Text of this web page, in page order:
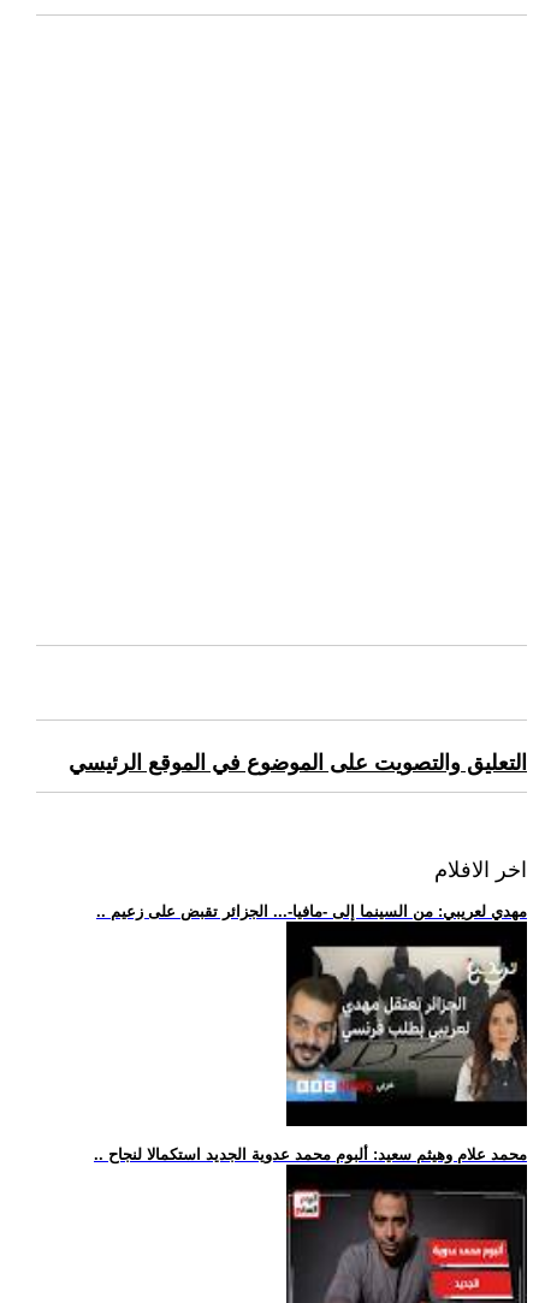
التعليق والتصويت على الموضوع في الموقع الرئيسي
اخر الافلام
.. مهدي لعريبي: من السينما إلى -مافيا-... الجزائر تقبض على زعيم
.. محمد علام وهيثم سعيد: ألبوم محمد عدوية الجديد استكمالا لنجاح